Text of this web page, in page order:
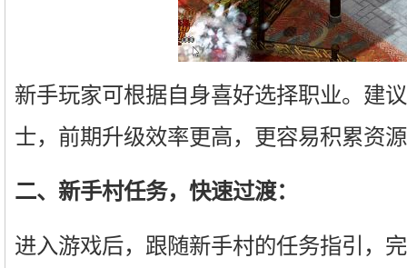
新手玩家可根据自身喜好选择职业。建
士，前期升级效率更高，更容易积累资
二、新手村任务，快速过渡：
进入游戏后，跟随新手村的任务指引，